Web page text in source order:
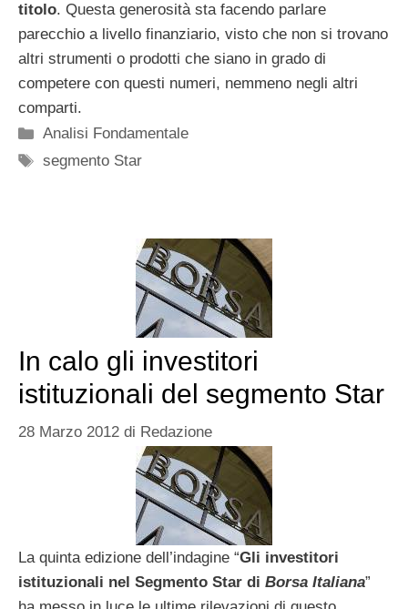
titolo. Questa generosità sta facendo parlare
parecchio a livello finanziario, visto che non si trovano
altri strumenti o prodotti che siano in grado di
competere con questi numeri, nemmeno negli altri
comparti.
Categorie
Analisi Fondamentale
Tag
segmento Star
In calo gli investitori
istituzionali del segmento Star
28 Marzo 2012 di Redazione
La quinta edizione dell’indagine “Gli investitori
istituzionali nel Segmento Star di Borsa Italiana”